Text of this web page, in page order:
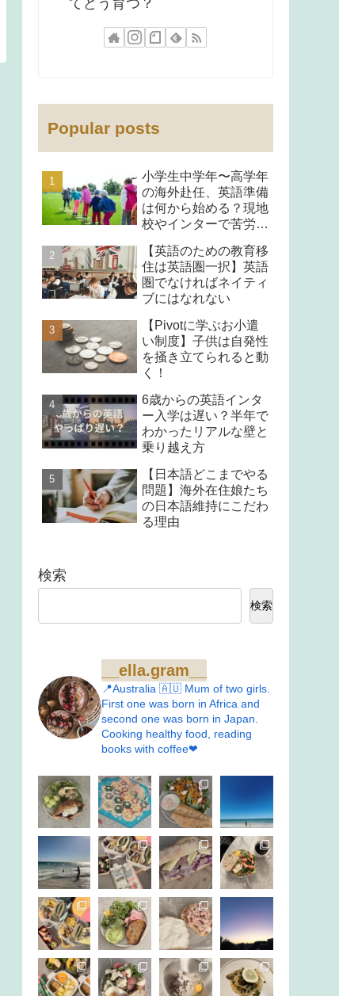
Popular posts
小学生中学年〜高学年
の海外赴任、英語準備
は何から始める？現地
校やインターで苦労し
【英語のための教育移
住は英語圏一択】英語
圏でなければネイティ
ブにはなれない
【Pivotに学ぶお小遣
い制度】子供は自発性
を掻き立てられると動
く！
6歳からの英語インタ
ー入学は遅い？半年で
わかったリアルな壁と
乗り越え方
【日本語どこまでやる
問題】海外在住娘たち
の日本語維持にこだわ
る理由
検索
検索
__ella.gram__
📍Australia 🇦🇺 Mum of two girls.
First one was born in Africa and
second one was born in Japan.
Cooking healthy food, reading
books with coffee❤︎